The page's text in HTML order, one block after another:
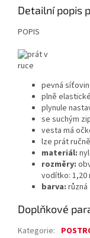
Detailní popis
POPIS
pevná
plně
plynule
se suchým
vesta má
lze prát ručně
materiál:
rozměry:
vodítko: 1,20
barva: různá
Doplňkové
Kategorie: